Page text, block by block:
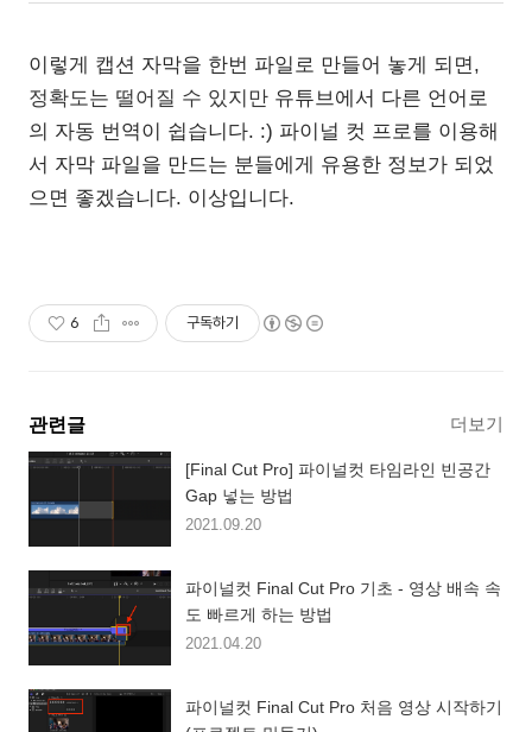
이렇게 캡션 자막을 한번 파일로 만들어 놓게 되면,
정확도는 떨어질 수 있지만 유튜브에서 다른 언어로
의 자동 번역이 쉽습니다. :) 파이널 컷 프로를 이용해
서 자막 파일을 만드는 분들에게 유용한 정보가 되었
으면 좋겠습니다. 이상입니다.
6 구독하기
관련글 더보기
[Final Cut Pro] 파이널컷 타임라인 빈공간
Gap 넣는 방법
2021.09.20
파이널컷 Final Cut Pro 기초 - 영상 배속 속
도 빠르게 하는 방법
2021.04.20
파이널컷 Final Cut Pro 처음 영상 시작하기